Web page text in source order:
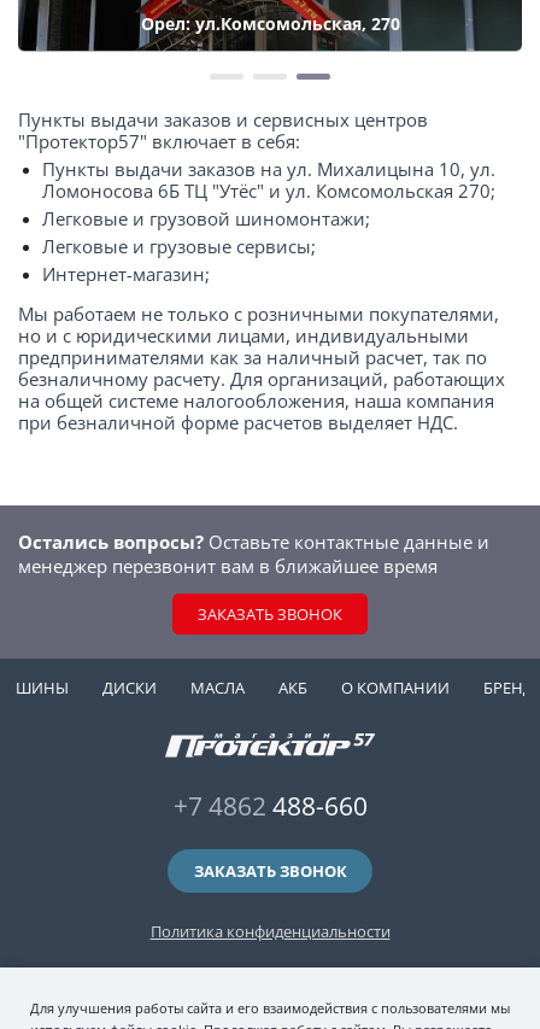
Орел: ул.Комсомольская, 270
Пункты выдачи заказов и сервисных центров
"Протектор57" включает в себя:
Пункты выдачи заказов на ул. Михалицына 10, ул.
Ломоносова 6Б ТЦ "Утёс" и ул. Комсомольская 270;
Легковые и грузовой шиномонтажи;
Легковые и грузовые сервисы;
Интернет-магазин;
Мы работаем не только с розничными покупателями,
но и с юридическими лицами, индивидуальными
предпринимателями как за наличный расчет, так по
безналичному расчету. Для организаций, работающих
на общей системе налогообложения, наша компания
при безналичной форме расчетов выделяет НДС.
Остались вопросы? Оставьте контактные данные и
менеджер перезвонит вам в ближайшее время
ЗАКАЗАТЬ ЗВОНОК
ШИНЫ ДИСКИ МАСЛА АКБ О КОМПАНИИ
Политика конфиденциальности
+7 4862 488-660
ЗАКАЗАТЬ ЗВОНОК
2006-2026 © интернет-магазин "Протектор 57" — автомобильные шины
(зимние и летние шины), колесные диски, шиномонтаж и хранение шин.
Для улучшения работы сайта и его взаимодействия с пользователями мы